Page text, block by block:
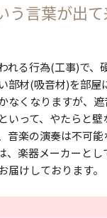
う言葉が出
れる行為(工事)で
部材(吸音材)を部
なくなりますが、
いって、やたらと
音楽の演奏は不可
、楽器メーカーと
けしております。